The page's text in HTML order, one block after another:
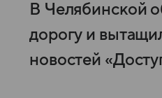
В Челябинской
дорогу и
новостей